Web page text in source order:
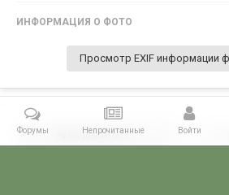
ИНФОРМАЦИЯ О ФОТО
Просмотр EXIF информации
Поделиться
Форумы Непрочитанные Войти